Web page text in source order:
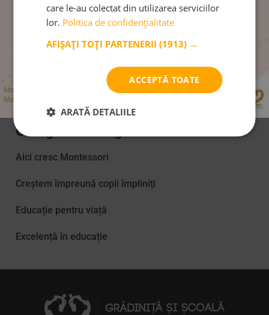
Venim la tine în inbox:
Abonare Newsletter
Categorii în blog:
Aici cresc Montessori
Creștem împreună copii împliniți
Educație pentru viață
Excelență în educație
care le-au colectat din utilizarea serviciilor
lor. Politica de confidențialitate
AFIȘAȚI TOȚI PARTENERII(1913) →
ACCEPTĂ TOATE
ARATĂ DETALIILE